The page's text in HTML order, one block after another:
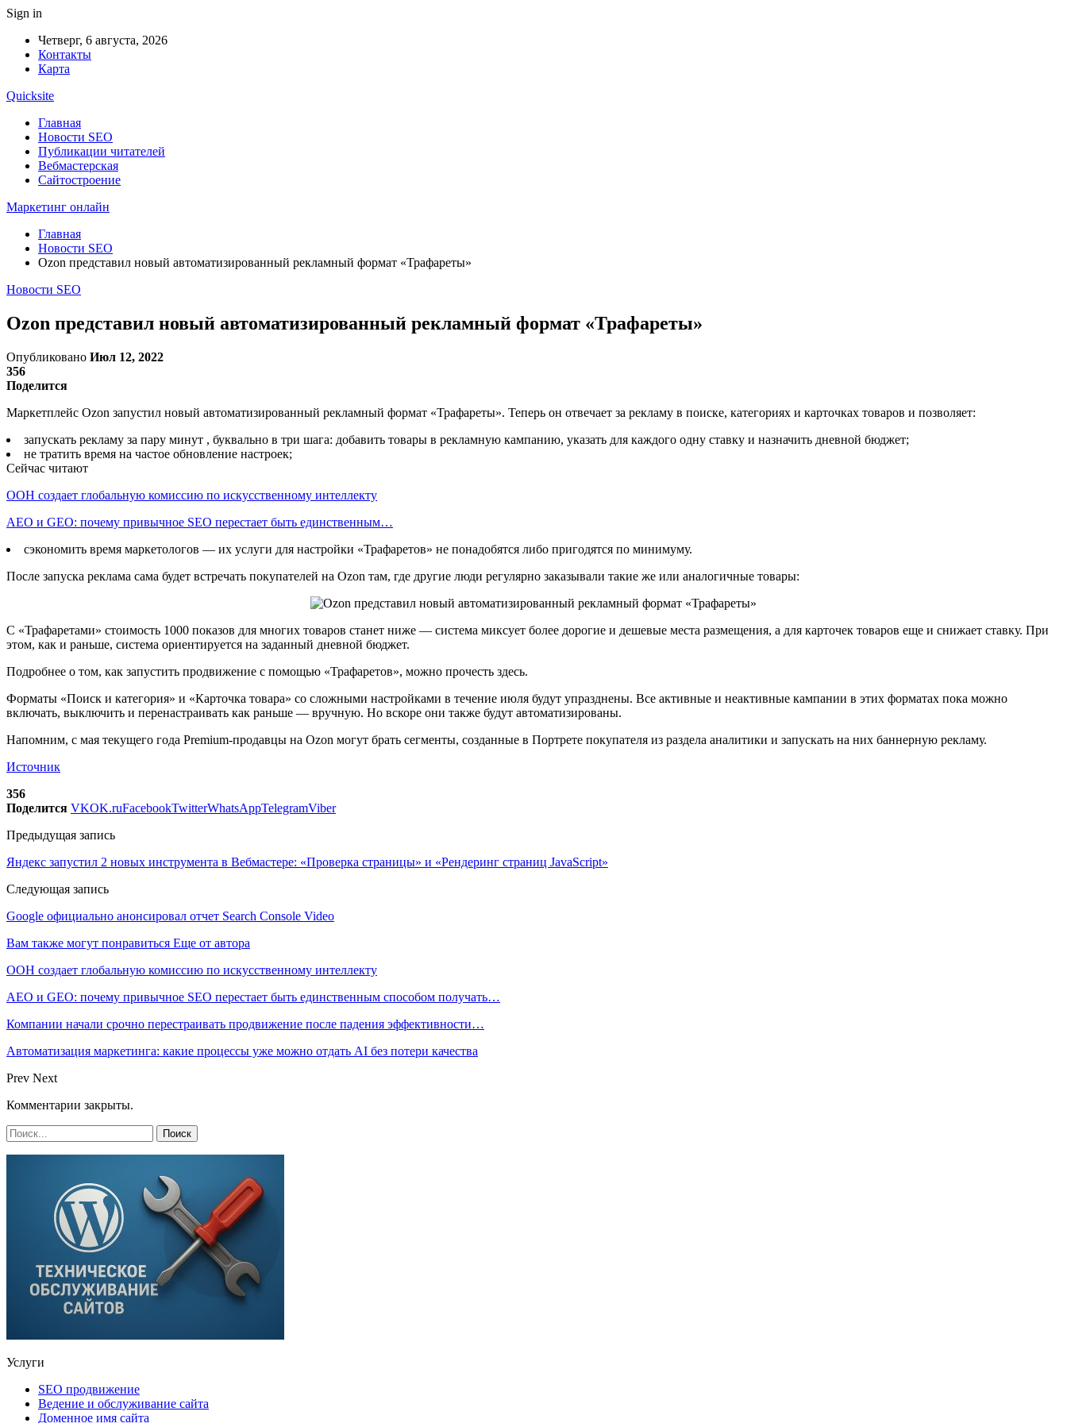
Sign in
Четверг, 6 августа, 2026
Контакты
Карта
Quicksite
Главная
Новости SEO
Публикации читателей
Вебмастерская
Сайтостроение
Маркетинг онлайн
Главная
Новости SEO
Ozon представил новый автоматизированный рекламный формат «Трафареты»
Новости SEO
Ozon представил новый автоматизированный рекламный формат «Трафареты»
Опубликовано Июл 12, 2022
356
Поделится
Маркетплейс Ozon запустил новый автоматизированный рекламный формат «Трафареты». Теперь он отвечает за рекламу в поиске, категориях и карточках товаров и позволяет:
запускать рекламу за пару минут , буквально в три шага: добавить товары в рекламную кампанию, указать для каждого одну ставку и назначить дневной бюджет;
не тратить время на частое обновление настроек;
Сейчас читают
ООН создает глобальную комиссию по искусственному интеллекту
AEO и GEO: почему привычное SEO перестает быть единственным…
сэкономить время маркетологов — их услуги для настройки «Трафаретов» не понадобятся либо пригодятся по минимуму.
После запуска реклама сама будет встречать покупателей на Ozon там, где другие люди регулярно заказывали такие же или аналогичные товары:
С «Трафаретами» стоимость 1000 показов для многих товаров станет ниже — система миксует более дорогие и дешевые места размещения, а для карточек товаров еще и снижает ставку. При
этом, как и раньше, система ориентируется на заданный дневной бюджет.
Подробнее о том, как запустить продвижение с помощью «Трафаретов», можно прочесть здесь.
Форматы «Поиск и категория» и «Карточка товара» со сложными настройками в течение июля будут упразднены. Все активные и неактивные кампании в этих форматах пока можно
включать, выключить и перенастраивать как раньше — вручную. Но вскоре они также будут автоматизированы.
Напомним, с мая текущего года Premium-продавцы на Ozon могут брать сегменты, созданные в Портрете покупателя из раздела аналитики и запускать на них баннерную рекламу.
Источник
356
Поделится VKOK.ruFacebookTwitterWhatsAppTelegramViber
Предыдущая запись
Яндекс запустил 2 новых инструмента в Вебмастере: «Проверка страницы» и «Рендеринг страниц JavaScript»
Следующая запись
Google официально анонсировал отчет Search Console Video
Вам также могут понравиться Еще от автора
ООН создает глобальную комиссию по искусственному интеллекту
AEO и GEO: почему привычное SEO перестает быть единственным способом получать…
Компании начали срочно перестраивать продвижение после падения эффективности…
Автоматизация маркетинга: какие процессы уже можно отдать AI без потери качества
Prev Next
Комментарии закрыты.
Услуги
SEO продвижение
Ведение и обслуживание сайта
Доменное имя сайта